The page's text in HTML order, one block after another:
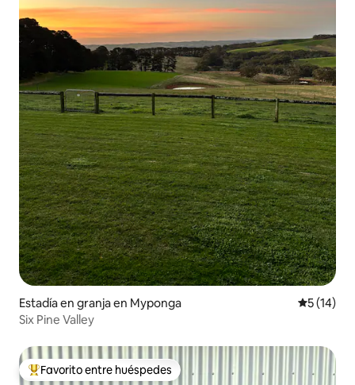
Estadía en granja en Myponga
5 (14)
Six Pine Valley
Favorito entre huéspedes preferido
Favorito entre huéspedes